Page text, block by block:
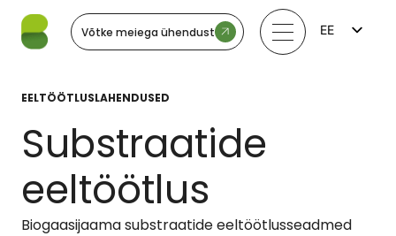
Võtke meiega ühendust
EE
EELTÖÖTLUSLAHENDUSED
Substraatide
eeltöötlus
Biogaasijaama substraatide eeltöötlusseadmed